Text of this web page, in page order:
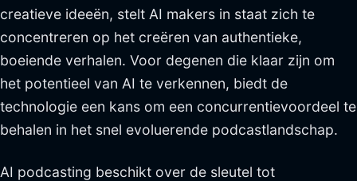
creatieve ideeën, stelt AI makers in staat zich te
concentreren op het creëren van authentieke,
boeiende verhalen. Voor degenen die klaar zijn om
het potentieel van AI te verkennen, biedt de
technologie een kans om een concurrentievoordeel te
behalen in het snel evoluerende podcastlandschap.
AI podcasting beschikt over de sleutel tot